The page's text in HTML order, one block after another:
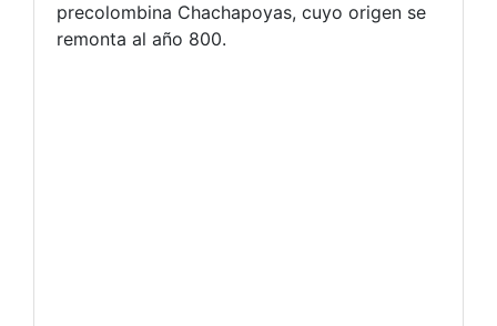
precolombina Chachapoyas, cuyo origen se
remonta al año 800.